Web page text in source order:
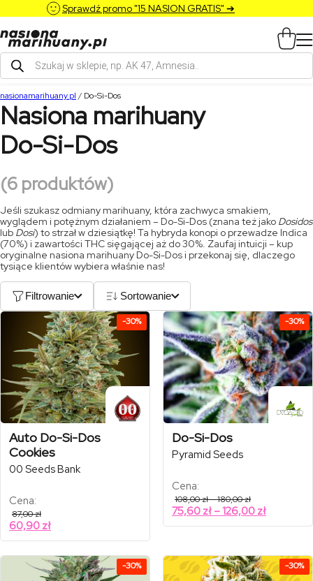
Sprawdź promo "15 NASION GRATIS" ➔
Wyszukiwarka
produktów
nasionamarihuany.pl / Do-Si-Dos
Nasiona marihuany
Do-Si-Dos
(6 produktów)
Jeśli szukasz odmiany marihuany, która zachwyca smakiem,
wyglądem i potężnym działaniem – Do-Si-Dos (znana też jako Dosidos
lub Dosi) to strzał w dziesiątkę! Ta hybryda konopi o przewadze Indica
(70%) i zawartości THC sięgającej aż do 30%. Zaufaj intuicji – kup
oryginalne nasiona marihuany Do-Si-Dos i przekonaj się, dlaczego
tysiące klientów wybiera właśnie nas!
Filtrowanie Sortowanie
-30%
Auto Do-Si-Dos
Cookies
00 Seeds Bank
Cena:
87,00zł
60,90 zł
-30%
Do-Si-Dos
Pyramid Seeds
Cena:
108,00zł–180,00złZakres
cen:
od
108,00 zł
75,60 zł – 126,00 złZakres
cen:
do
126,00 zł
-30% -30%